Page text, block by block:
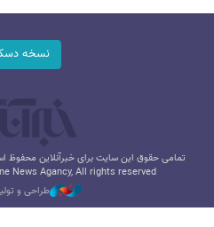
نسخه
تمامی حقوق این سایت برای خبرآنلاین محفوظ
News Agancy, All rights reserved
طراحی و